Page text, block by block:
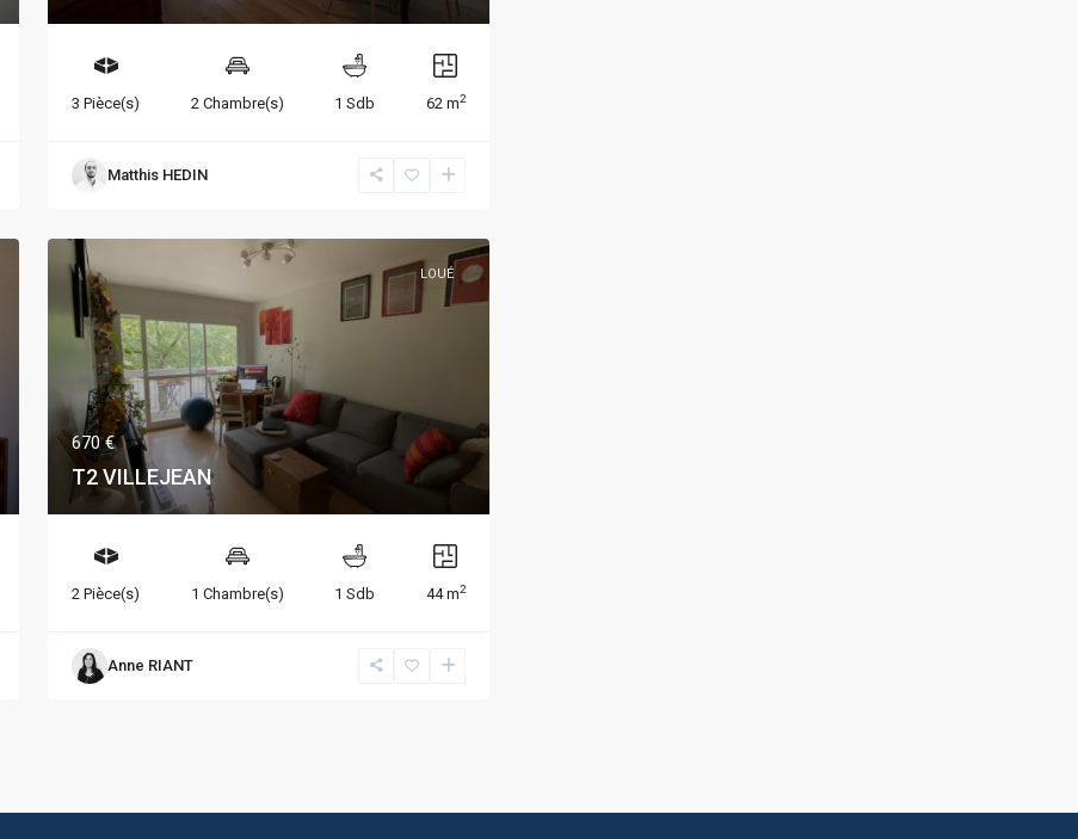
3 Pièce(s) 2 Chambre(s) 1 Sdb 62 m2
Matthis HEDIN
LOUÉ
670 €
T2 VILLEJEAN
2 Pièce(s) 1 Chambre(s) 1 Sdb 44 m2
Anne RIANT